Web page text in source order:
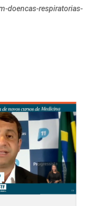
doencas-respiratorias-